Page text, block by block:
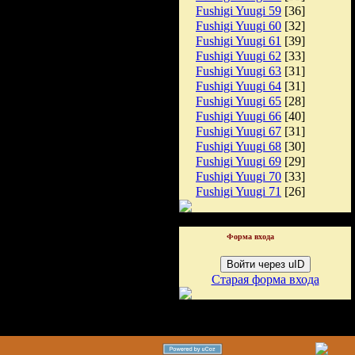
Fushigi Yuugi 59 [36]
Fushigi Yuugi 60 [32]
Fushigi Yuugi 61 [39]
Fushigi Yuugi 62 [33]
Fushigi Yuugi 63 [31]
Fushigi Yuugi 64 [31]
Fushigi Yuugi 65 [28]
Fushigi Yuugi 66 [40]
Fushigi Yuugi 67 [31]
Fushigi Yuugi 68 [30]
Fushigi Yuugi 69 [29]
Fushigi Yuugi 70 [33]
Fushigi Yuugi 71 [26]
Форма входа
Войти через uID
Старая форма входа